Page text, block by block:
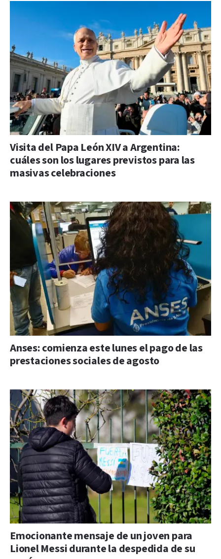
Visita del Papa León XIV a Argentina:
cuáles son los lugares previstos para las
masivas celebraciones
Anses: comienza este lunes el pago de las
prestaciones sociales de agosto
Emocionante mensaje de un joven para
Lionel Messi durante la despedida de su